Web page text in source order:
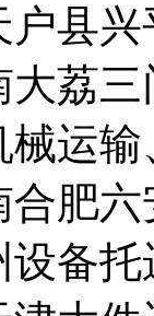
县
荔
运
肥
备